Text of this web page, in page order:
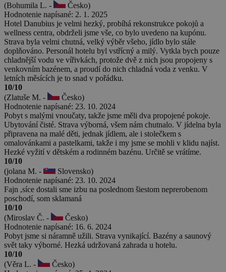
(Bohumila L. -
Česko)
Hodnotenie napísané: 2. 1. 2025
Hotel Danubius je velmi hezký, probíhá rekonstrukce pokojů a
wellness centra, obdrželi jsme vše, co bylo uvedeno na kupónu.
Strava byla velmi chutná, velký výběr všeho, jídlo bylo stále
doplňováno. Personál hotelu byl vstřícný a milý. Vytkla bych pouze
chladnější vodu ve vířivkách, protože dvě z nich jsou propojeny s
venkovním bazénem, a proudí do nich chladná voda z venku. V
letních měsících je to snad v pořádku.
10/10
(Zlatuše M. -
Česko)
Hodnotenie napísané: 23. 10. 2024
Pobyt s malými vnoučaty, takže jsme měli dva propojené pokoje.
Ubytování čisté. Strava výborná, všem nám chutnalo. V jídelna byla
připravena na malé děti, jednak jídlem, ale i stolečkem s
omalovánkami a pastelkami, takže i my jsme se mohli v klidu najíst.
Hezké vyžití v dětském a rodinném bazénu. Určitě se vrátíme.
10/10
(jolana M. -
Slovensko)
Hodnotenie napísané: 23. 10. 2024
Fajn ,síce dostali sme izbu na poslednom šiestom neprerobenom
poschodí, som sklamaná
10/10
(Miroslav Č. -
Česko)
Hodnotenie napísané: 16. 6. 2024
Pobyt jsme si náramně užili. Strava vynikající. Bazény a saunový
svět taky výborné. Hezká udržovaná zahrada u hotelu.
10/10
(Věra L. -
Česko)